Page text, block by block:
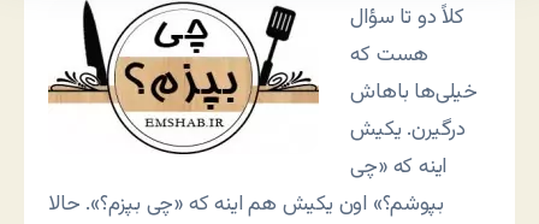
کلاً دو تا سؤال
هست که
خیلی‌ها باهاش
درگیرن. یکیش
اینه که «چی
بپوشم؟» اون یکیش هم اینه که «چی بپزم؟». حالا